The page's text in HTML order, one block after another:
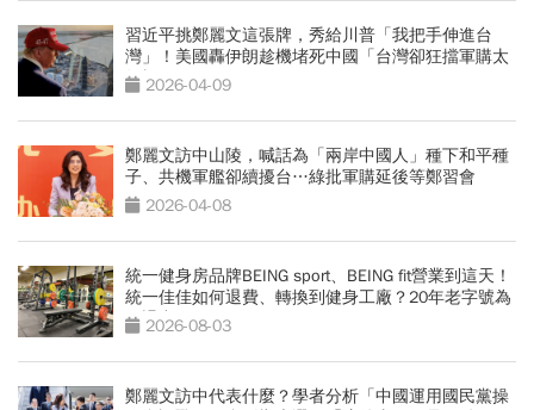
習近平挑鄭麗文這張牌，秀給川普「我把手伸進台
灣」！美國轟伊朗趁機堵死中國「台灣卻狂擋軍購太
短視」
2026-04-09
鄭麗文訪中山陵，喊話為「兩岸中國人」種下和平種
子、共機軍艦卻續擾台…綠批軍購延後等鄭習會
2026-04-08
統一健身房品牌BEING sport、BEING fit營業到這天！
統一佳佳如何退費、轉換到健身工廠？20年老字號為
何退出
2026-08-03
鄭麗文訪中代表什麼？學者分析「中國運用國民黨操